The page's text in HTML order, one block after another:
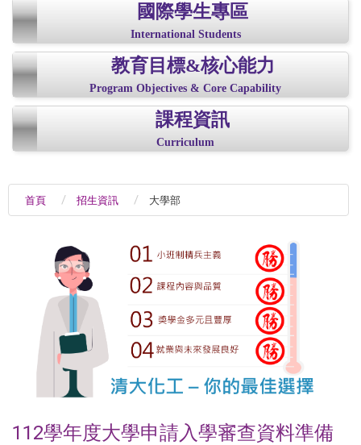
國際學生專區
International Students
教育目標&核心能力
Program Objectives & Core Capability
課程資訊
Curriculum
首頁 招生資訊 大學部
112學年度大學申請入學審查資料準備